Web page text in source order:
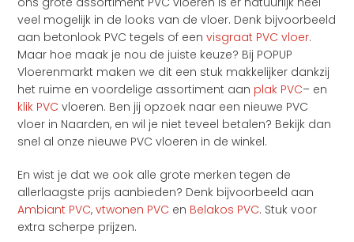
veel mogelijk in de looks van de vloer. Denk bijvoorbeeld
aan betonlook PVC tegels of eenvisgraat PVC vloer.
Maar hoe maak je nou de juiste keuze? Bij POPUP
Vloerenmarkt maken we dit een stuk makkelijker dankzij
het ruime en voordelige assortiment aan plak PVC– en
klik PVC vloeren. Ben jij opzoek naar een nieuwe PVC
vloer in Naarden, en wil je niet teveel betalen? Bekijk dan
snel al onze nieuwe PVC vloeren in de winkel.
En wist je dat we ook alle grote merken tegen de
allerlaagste prijs aanbieden? Denk bijvoorbeeld aan
Ambiant PVC,vtwonen PVC en Belakos PVC. Stuk voor
extra scherpe prijzen.